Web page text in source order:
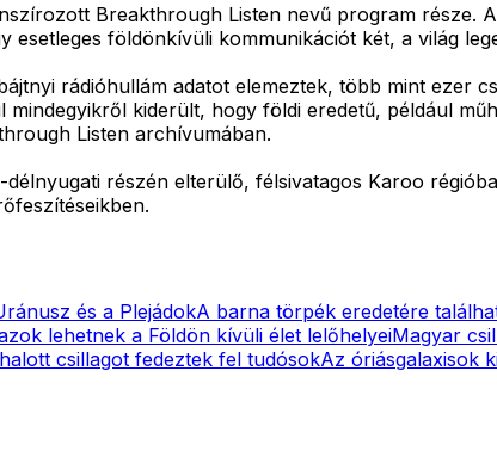
Breakthrough Listen nevű program része.
esetleges földönkívüli kommunikációt két, a világ
rádióhullám adatot elemeztek, több mint ezer
kiderült, hogy földi eredetű, például
Listen archívumában.
részén elterülő, félsivatagos Karoo
és a PlejádokA barna törpék eredetére
lehetnek a Földön kívüli élet lelőhelyeiMagyar
csillagot fedeztek fel tudósokAz óriásgalaxisok